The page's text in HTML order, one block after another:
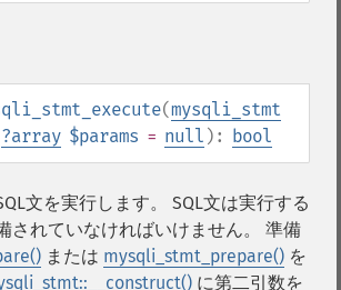
(mysqli_stmt
?array $params = null ): bool
文を実行します。 SQL文は実行する
されていなければいけません。 準備
または mysqli_stmt_prepare() を
に第二引数を